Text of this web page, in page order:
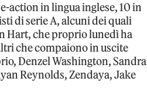
action in lingua inglese, 10 in
di serie A, alcuni dei quali
Hart, che proprio lunedì ha
che compaiono in uscite
Denzel Washington, Sandra
Reynolds, Zendaya, Jake